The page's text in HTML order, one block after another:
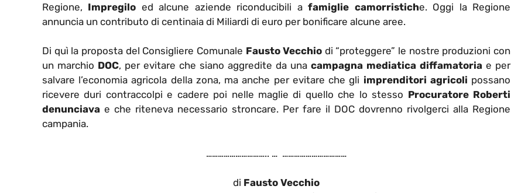
Regione, Impregilo ed alcune aziende riconducibili afamiglie camorristiche. Oggi la Regione
annuncia un contributo di centinaia di Miliardi di euro per bonificare alcune aree.
Di quì la proposta del Consigliere Comunale Fausto Vecchio di “proteggere” le nostre produzioni con
un marchio DOC, per evitare che siano aggredite da una campagna mediatica diffamatoria e per
salvare l’economia agricola della zona, ma anche per evitare che gli imprenditori agricoli possano
ricevere duri contraccolpi e cadere poi nelle maglie di quello che lo stesso Procuratore Roberti
denunciava e che riteneva necessario stroncare. Per fare il DOC dovrenno rivolgerci alla Regione
campania.
………………………….. … ……………………………
di Fausto Vecchio